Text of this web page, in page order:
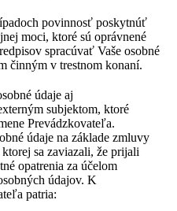
povinnosť poskytnúť
moci, ktoré sú oprávnené
spracúvať Vaše osobné
činným v trestnom konaní.
údaje aj
subjektom, ktoré
Prevádzkovateľa.
údaje na základe zmluvy
sa zaviazali, že prijali
opatrenia za účelom
údajov. K
patria: